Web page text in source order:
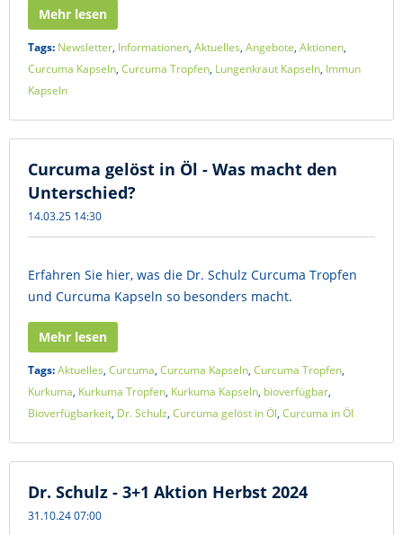
Mehr lesen
Tags: Newsletter, Informationen, Aktuelles, Angebote, Aktionen,
Curcuma Kapseln, Curcuma Tropfen, Lungenkraut Kapseln, Immun
Kapseln
Curcuma gelöst in Öl - Was macht den
Unterschied?
14.03.25 14:30
Erfahren Sie hier, was die Dr. Schulz Curcuma Tropfen
und Curcuma Kapseln so besonders macht.
Mehr lesen
Tags:Aktuelles, Curcuma, Curcuma Kapseln, Curcuma Tropfen,
Kurkuma, Kurkuma Tropfen, Kurkuma Kapseln, bioverfügbar,
Bioverfügbarkeit, Dr. Schulz, Curcuma gelöst in Öl, Curcuma in Öl
Dr. Schulz - 3+1 Aktion Herbst 2024
31.10.24 07:00